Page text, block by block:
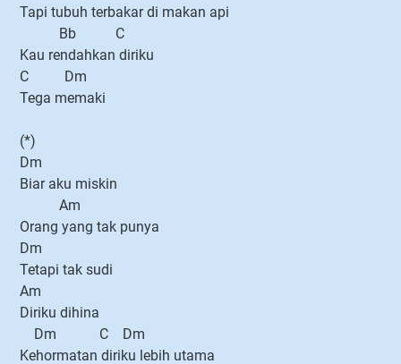
Tapi tubuh terbakar di makan api
Bb C
Kau rendahkan diriku
C Dm
Tega memaki
(*)
Dm
Biar aku miskin
Am
Orang yang tak punya
Dm
Tetapi tak sudi
Am
Diriku dihina
Dm C Dm
Kehormatan diriku lebih utama